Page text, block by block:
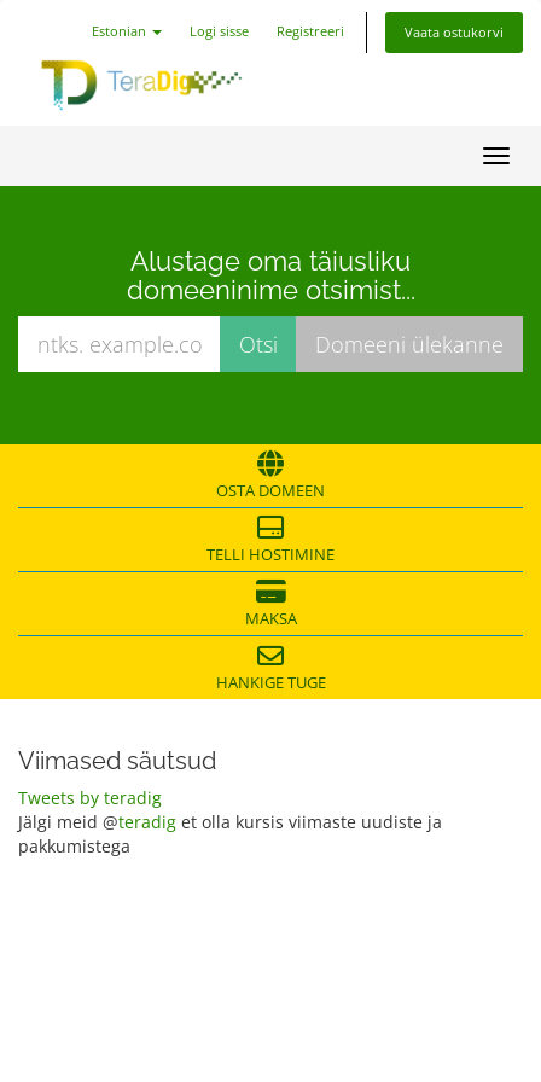
Estonian Logi sisse Registreeri Vaata ostukorvi
Alustage oma täiusliku
domeeninime otsimist...
OSTA DOMEEN
TELLI HOSTIMINE
MAKSA
HANKIGE TUGE
Viimased säutsud
Tweets by teradig
Jälgi meid @teradig et olla kursis viimaste uudiste ja
pakkumistega